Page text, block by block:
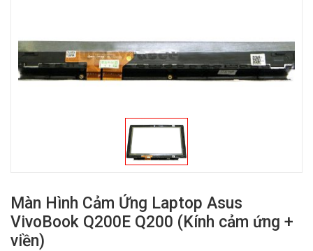
Màn Hình Cảm Ứng Laptop Asus
VivoBook Q200E Q200 (Kính cảm ứng +
viền)